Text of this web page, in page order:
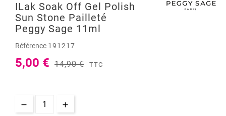
ILak Soak Off Gel Polish
Sun Stone Pailleté
Peggy Sage 11ml
Référence 191217
5,00 € 14,90 € TTC